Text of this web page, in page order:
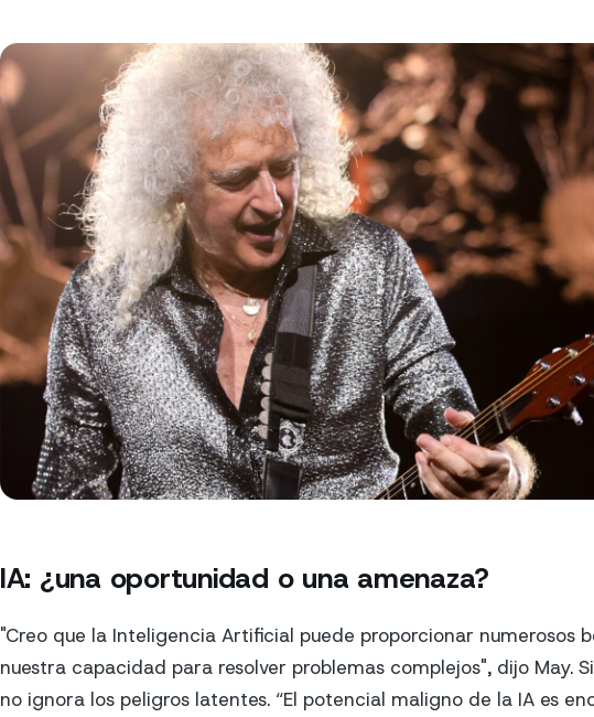
IA: ¿una oportunidad o una amenaza?
"Creo que la Inteligencia Artificial puede proporcionar numerosos
nuestra capacidad para resolver problemas complejos", dijo May.
no ignora los peligros latentes. “El potencial maligno de la IA es